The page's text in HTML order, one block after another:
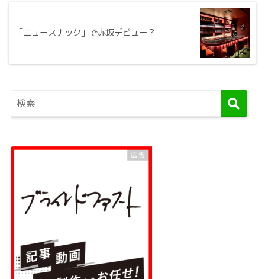
「ニュースナック」で赤坂デビュー？